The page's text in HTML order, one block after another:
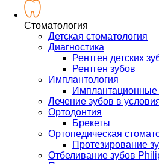
Стоматология
Детская стоматология
Диагностика
Рентген детских
Рентген зубов
Имплантология
Имплантационные
Лечение зубов в
Ортодонтия
Брекеты
Ортопедическая
Протезирование
Отбеливание зубов